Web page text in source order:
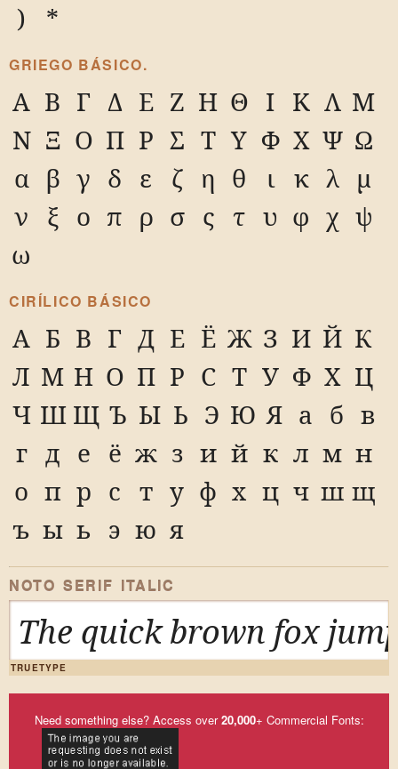
)
*
GRIEGO BÁSICO.
Α Β Γ Δ Ε Ζ Η Θ Ι Κ Λ Μ
Ν Ξ Ο Π Ρ Σ Τ Υ Φ Χ Ψ Ω
α β γ δ ε ζ η θ ι κ λ μ
ν
ξ ο π ρ σ ς τ υ φ χ ψ
ω
CIRÍLICO BÁSICO
А Б В Г Д Е Ё Ж З И Й К
Л М Н О П Р С Т У Ф Х Ц
Ч Ш Щ Ъ Ы Ь Э Ю Я а б в
г д е ё ж з и й к л м н
о п р с т у ф х ц ч ш щ
ъ ы ь э ю я
NOTO SERIF ITALIC
The quick brown fox
TRUETYPE
Need something else? Access over20,000+ Commercial Fonts: